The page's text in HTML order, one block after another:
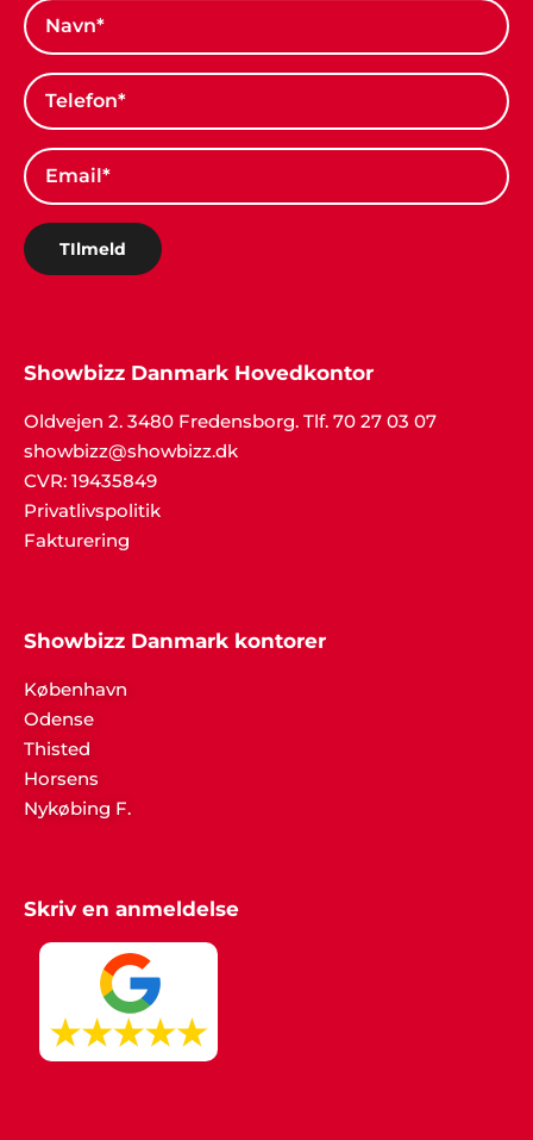
holdt med klubben. Alt fra underholdning til musik
og mad var totalt i orden".
Jan Rasmussen, Roskilde
"Vi er super tilfredse med den helt igennem
fantastiske service. Tak for hjælpen med
underholdningen til vores fest".
Edith Knudsen, Bramming
"Tak for hjælpen. Alle gæsterne roste
underholdningen. Stor anbefaling herfra".
Jeanne, Roskilde
"Godt med gode ideer, når man ikke selv har
Henriette Højmann, Nykøbing M.
"Bare rart med god inspiration, dygtig hjælp i
telefonen og et overstået og meget vellykket
arrangement. I holdt, hvad I lovede. Tusind tak for
jer i Showbizz Danmark".
TIlmeld
Showbizz Danmark Hovedkontor
Oldvejen 2. 3480 Fredensborg. Tlf. 70 27 03 07
showbizz@showbizz.dk
CVR: 19435849
Privatlivspolitik
Fakturering
Showbizz Danmark kontorer
København
Odense
Thisted
Horsens
Nykøbing F.
Skriv en anmeldelse